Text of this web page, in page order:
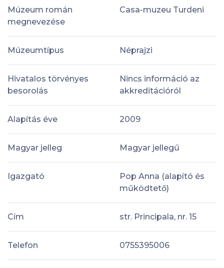
Múzeum román
megnevezése
Casa-muzeu Turdeni
Múzeumtípus Néprajzi
Hivatalos törvényes
besorolás
Nincs információ az
akkreditációról
Alapítás éve 2009
Magyar jelleg Magyar jellegű
Igazgató
Pop Anna (alapító és
működtető)
Cím str. Principala, nr. 15
Telefon 0755395006